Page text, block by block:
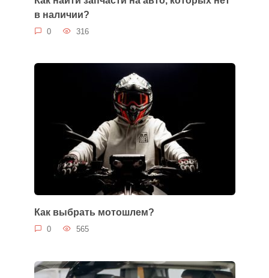
в наличии?
0 316
Как выбрать мотошлем?
0 565